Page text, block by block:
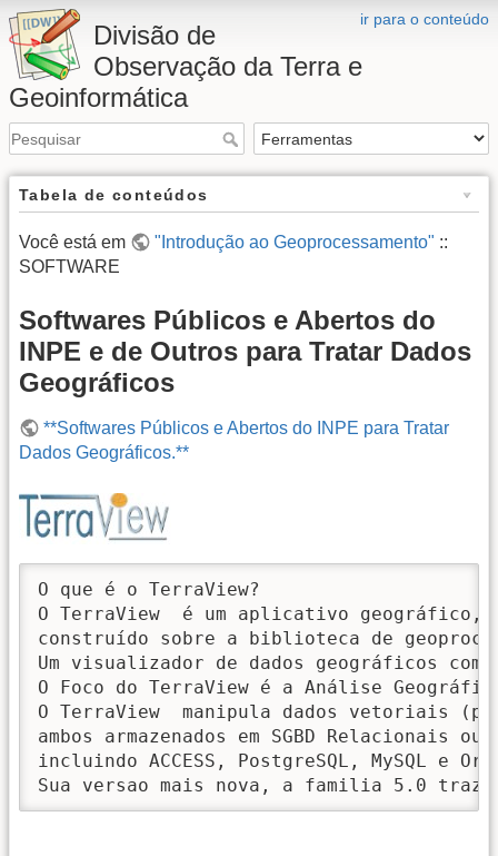
ir para o conteúdo
Divisão de
Observação da Terra e
Geoinformática
Tabela de conteúdos
Você está em "Introdução ao Geoprocessamento" ::
SOFTWARE
Softwares Públicos e Abertos do
INPE e de Outros para Tratar Dados
Geográficos
**Softwares Públicos e Abertos do INPE para Tratar
Dados Geográficos.**
O que é o TerraView?
O TerraView  é um aplicativo geográfico,
construído sobre a biblioteca de
Um visualizador de dados geográficos
O Foco do TerraView é a Análise
O TerraView  manipula dados vetoriais
ambos armazenados em SGBD
incluindo ACCESS, PostgreSQL, MySQL e
Sua versao mais nova, a familia 5.0 traz